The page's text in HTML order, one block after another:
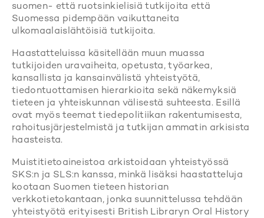
suomen- että ruotsinkielisiä tutkijoita että
Suomessa pidempään vaikuttaneita
ulkomaalaislähtöisiä tutkijoita.
Haastatteluissa käsitellään muun muassa
tutkijoiden uravaiheita, opetusta, työarkea,
kansallista ja kansainvälistä yhteistyötä,
tiedontuottamisen hierarkioita sekä näkemyksiä
tieteen ja yhteiskunnan välisestä suhteesta. Esillä
ovat myös teemat tiedepolitiikan rakentumisesta,
rahoitusjärjestelmistä ja tutkijan ammatin arkisista
haasteista.
Muistitietoaineistoa arkistoidaan yhteistyössä
SKS:n ja SLS:n kanssa, minkä lisäksi haastatteluja
kootaan Suomen tieteen historian
verkkotietokantaan, jonka suunnittelussa tehdään
yhteistyötä erityisesti British Libraryn Oral History